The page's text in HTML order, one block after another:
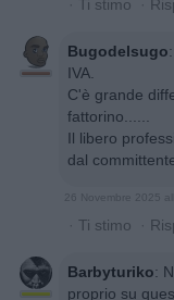
· Ti stimo ·
Bugodelsugo:
IVA.
C'è grande
fattorino......
Il libero
dal
26 Novembre 2025
· Ti stimo ·
Barbyturiko:
proprio su